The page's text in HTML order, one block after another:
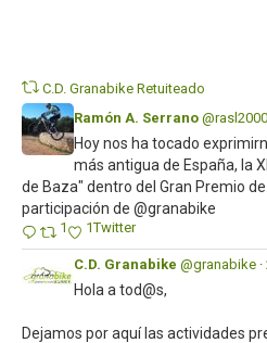
C.D. Granabike Retuiteado
Ramón A. Serrano @rasl2000
Hoy nos ha tocado
más antigua de España, la
de Baza" dentro del Gran Premio
participación de @granabike
1 1Twitter
C.D. Granabike @granabike ·
Hola a tod@s,
Dejamos por aquí las actividades